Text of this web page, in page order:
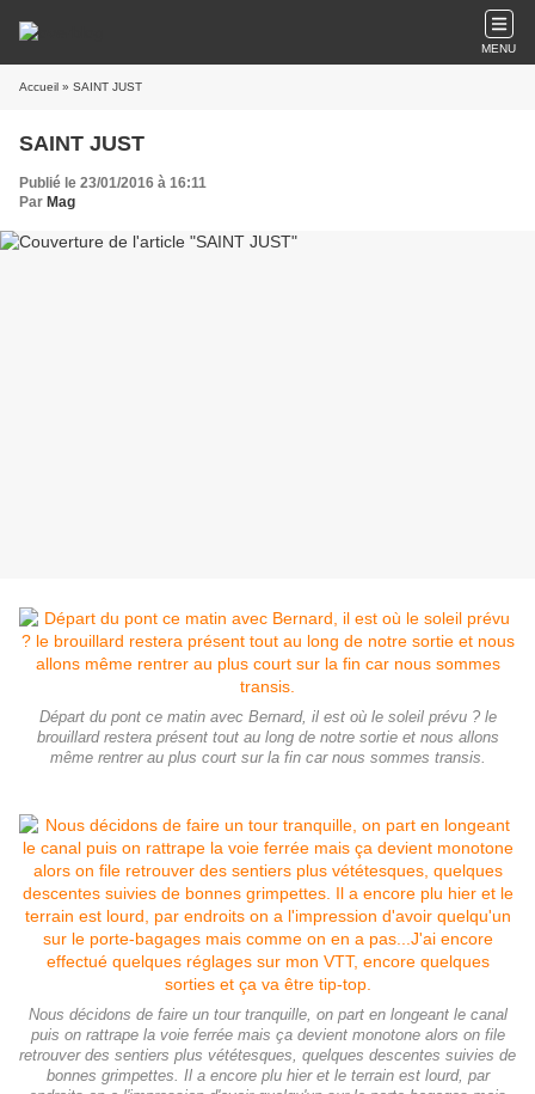
MENU
Accueil » SAINT JUST
SAINT JUST
Publié le 23/01/2016 à 16:11
Par Mag
Départ du pont ce matin avec Bernard, il est où le soleil prévu ? le
brouillard restera présent tout au long de notre sortie et nous allons
même rentrer au plus court sur la fin car nous sommes transis.
Nous décidons de faire un tour tranquille, on part en longeant le canal
puis on rattrape la voie ferrée mais ça devient monotone alors on file
retrouver des sentiers plus vététesques, quelques descentes suivies de
bonnes grimpettes. Il a encore plu hier et le terrain est lourd, par